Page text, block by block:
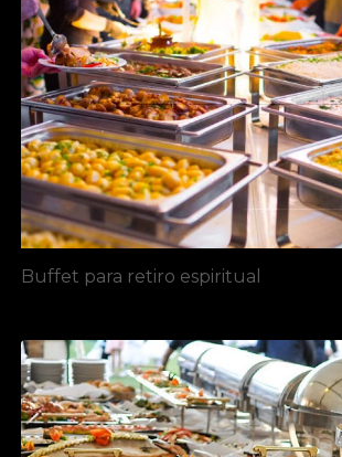
Buffet para retiro espiritual